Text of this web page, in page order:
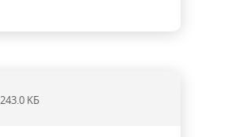
243.0 KБ